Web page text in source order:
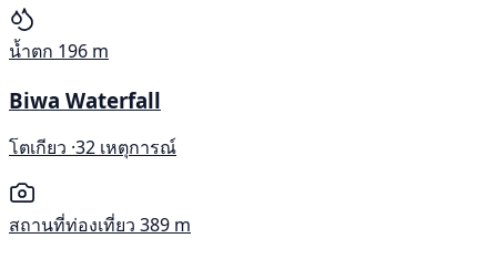
น้ำตก 196 m
Biwa Waterfall
โตเกียว ·32 เหตุการณ์
สถานที่ท่องเที่ยว 389 m